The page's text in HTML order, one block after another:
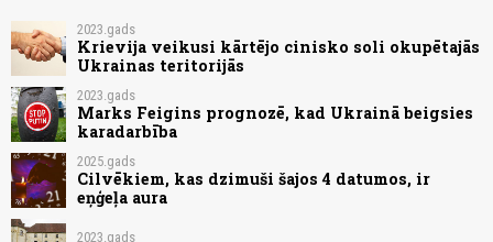
2023.gads
Krievija veikusi kārtējo cinisko soli okupētajās
Ukrainas teritorijās
2023.gads
Marks Feigins prognozē, kad Ukrainā beigsies
karadarbība
2025.gads
Cilvēkiem, kas dzimuši šajos 4 datumos, ir
eņģeļa aura
2023.gads